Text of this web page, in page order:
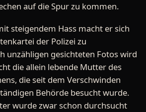
auf die Spur zu kommen.
steigendem Hass macht er sich
der Polizei zu
unzähligen gesichteten Fotos wird
die allein lebende Mutter des
die seit dem Verschwinden
Behörde besucht wurde.
wurde zwar schon durchsucht